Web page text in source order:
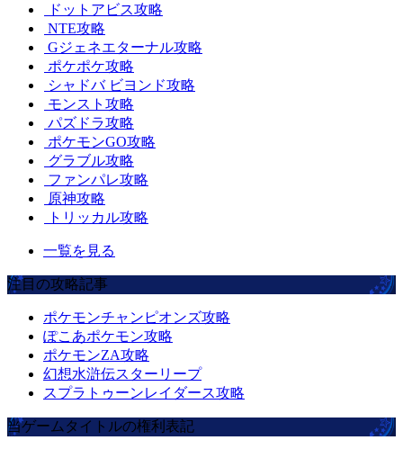
ドットアビス攻略
NTE攻略
Gジェネエターナル攻略
ポケポケ攻略
シャドバ ビヨンド攻略
モンスト攻略
パズドラ攻略
ポケモンGO攻略
グラブル攻略
ファンパレ攻略
原神攻略
トリッカル攻略
一覧を見る
注目の攻略記事
ポケモンチャンピオンズ攻略
ぽこあポケモン攻略
ポケモンZA攻略
幻想水滸伝スターリープ
スプラトゥーンレイダース攻略
当ゲームタイトルの権利表記